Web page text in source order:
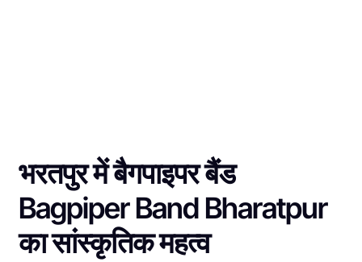
भरतपुर में बैगपाइपर बैंड
Bagpiper Band Bharatpur
का सांस्कृतिक महत्व